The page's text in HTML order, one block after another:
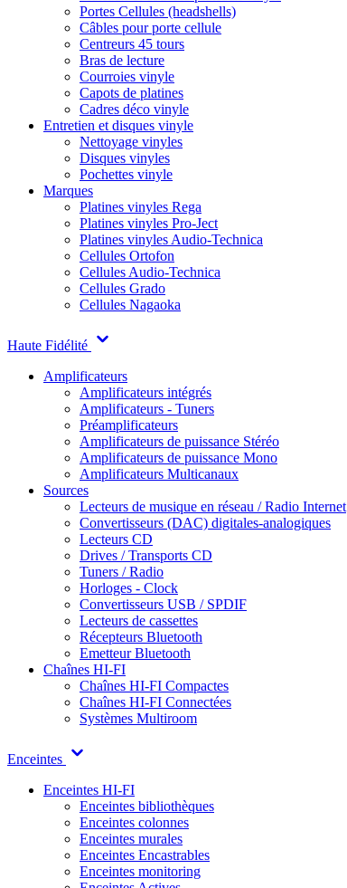
Portes Cellules (headshells)
Câbles pour porte cellule
Centreurs 45 tours
Bras de lecture
Courroies vinyle
Capots de platines
Cadres déco vinyle
Entretien et disques vinyle
Nettoyage vinyles
Disques vinyles
Pochettes vinyle
Marques
Platines vinyles Rega
Platines vinyles Pro-Ject
Platines vinyles Audio-Technica
Cellules Ortofon
Cellules Audio-Technica
Cellules Grado
Cellules Nagaoka
Haute Fidélité
Amplificateurs
Amplificateurs intégrés
Amplificateurs - Tuners
Préamplificateurs
Amplificateurs de puissance Stéréo
Amplificateurs de puissance Mono
Amplificateurs Multicanaux
Sources
Lecteurs de musique en réseau / Radio Internet
Convertisseurs (DAC) digitales-analogiques
Lecteurs CD
Drives / Transports CD
Tuners / Radio
Horloges - Clock
Convertisseurs USB / SPDIF
Lecteurs de cassettes
Récepteurs Bluetooth
Emetteur Bluetooth
Chaînes HI-FI
Chaînes HI-FI Compactes
Chaînes HI-FI Connectées
Systèmes Multiroom
Enceintes
Enceintes HI-FI
Enceintes bibliothèques
Enceintes colonnes
Enceintes murales
Enceintes Encastrables
Enceintes monitoring